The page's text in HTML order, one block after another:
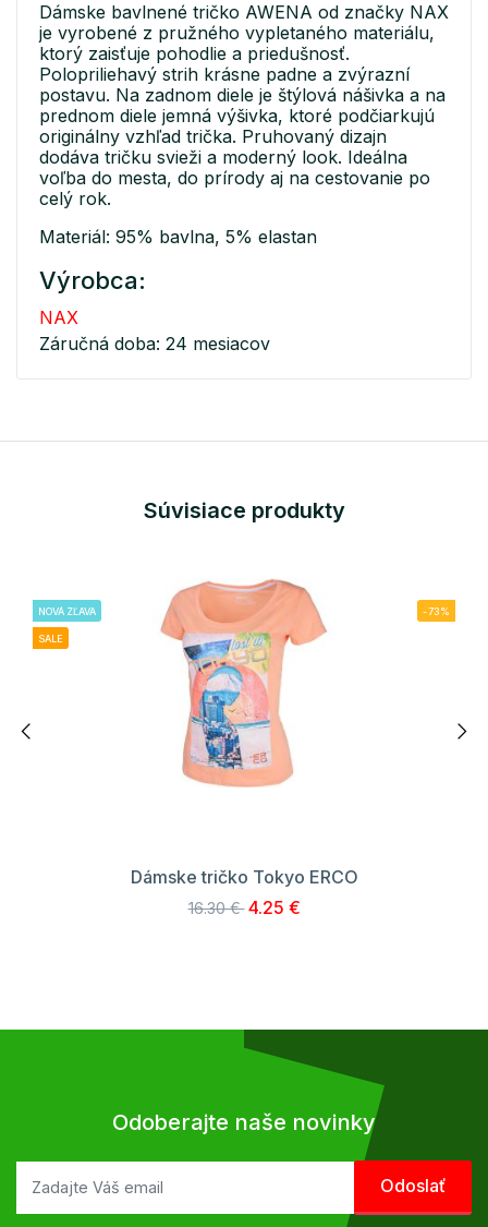
Dámske bavlnené tričko AWENA od značky NAX
je vyrobené z pružného vypletaného materiálu,
ktorý zaisťuje pohodlie a priedušnosť.
Polopriliehavý strih krásne padne a zvýrazní
postavu. Na zadnom diele je štýlová nášivka a na
prednom diele jemná výšivka, ktoré podčiarkujú
originálny vzhľad trička. Pruhovaný dizajn
dodáva tričku svieži a moderný look. Ideálna
voľba do mesta, do prírody aj na cestovanie po
celý rok.
Materiál: 95% bavlna, 5% elastan
Výrobca:
NAX
Záručná doba: 24 mesiacov
Súvisiace produkty
NOVÁ ZĽAVA
SALE
-73%
Dámske tričko Tokyo ERCO
16.30 € 4.25 €
Odoberajte naše novinky